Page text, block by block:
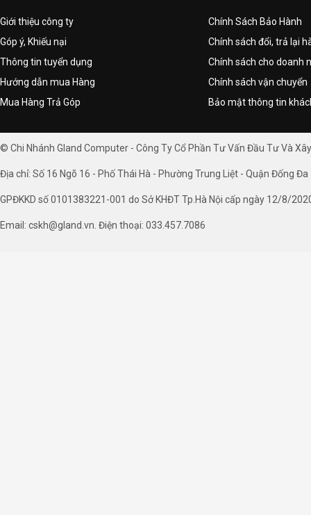
Giới thiệu công ty
Góp ý, Khiếu nại
Thông tin tuyển dụng
Hướng dẫn mua Hàng
Mua Hàng Trả Góp
Chính Sách Bảo Hành
Chính sách đổi, trả lại
Chính sách cho doanh
Chính sách vận chuyển
Bảo mật thông tin
© Chi Nhánh Gland Computer - Công Ty Cổ Phần Tư Vấn Đầu Tư Và
Địa chỉ: Số 16 Ngõ 16 - Phố Thái Hà - Phường Trung Liệt - Quận Đống Đa
GPĐKKD số 0101383221-001 do Sở KHĐT Tp.Hà Nội cấp ngày 12/8/
Email: cskh@gland.vn. Điện thoại: 033.457.7086